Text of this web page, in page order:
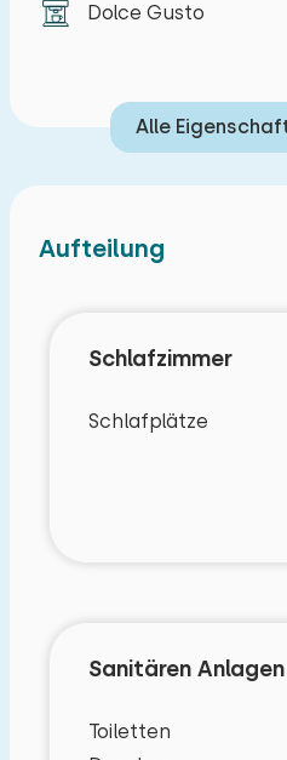
über ein Schlafzimmer zu
Außentreppe erreicht
Gartenstuhlkissen, und es
Dolce Gusto
Alle
Aufteilung
Schlafzimmer
Schlafplätze
Sanitären Anlagen
Toiletten